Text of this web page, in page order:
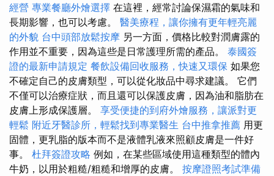
經營 專業餐廳外燴選擇 在這裡，經常討論保濕霜的氣味和
長期影響，也可以考慮。 醫美療程，讓你擁有更年輕亮麗
的外貌 台中頭部放鬆按摩 另一方面，價格比較對潤膚露的
作用並不重要，因為這些是日常護理所需的產品。 泰國簽
證的最新申請規定 餐飲設備回收服務，快速又環保 如果您
不確定自己的皮膚類型，可以從化妝品中尋求建議。 它們
不僅可以治療症狀，而且還可以保護皮膚，因為油和脂肪在
皮膚上形成保護層。 享受便捷的到府外燴服務，讓派對更
輕鬆 附近牙醫診所，輕鬆找到專業醫生 台中推拿推薦 用更
固體，更乳脂的版本而不是液體乳液來照顧皮膚是一件好
事。 杜拜簽證攻略 例如，在某些區域使用這種類型的體內
牛奶，以用於粗糙/粗糙和增厚的皮膚。 按摩證照考試準備